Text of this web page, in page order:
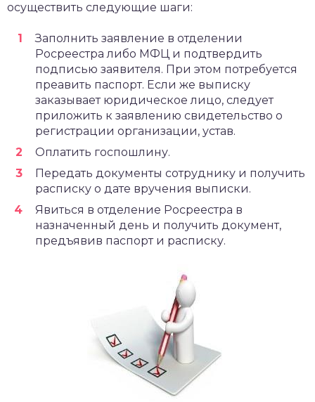
осуществить следующие шаги:
Заполнить заявление в отделении
Росреестра либо МФЦ и подтвердить
подписью заявителя. При этом потребуется
преавить паспорт. Если же выписку
заказывает юридическое лицо, следует
приложить к заявлению свидетельство о
регистрации организации, устав.
Оплатить госпошлину.
Передать документы сотруднику и получить
расписку о дате вручения выписки.
Явиться в отделение Росреестра в
назначенный день и получить документ,
предъявив паспорт и расписку.